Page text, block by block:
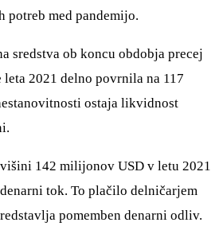
med pandemijo.
sredstva ob koncu obdobja precej
leta 2021 delno povrnila na 117
ostaja likvidnost
142 milijonov USD v letu 2021
tok. To plačilo delničarjem
pomemben denarni odliv.